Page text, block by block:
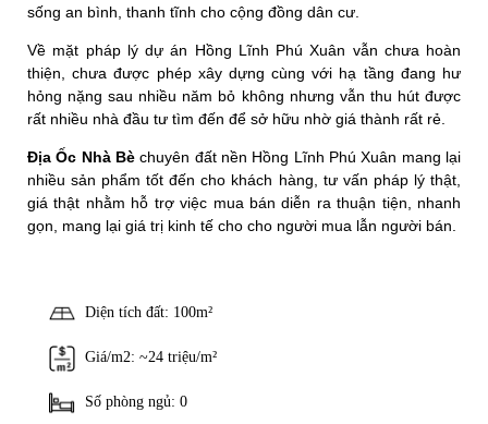
sống an bình, thanh tĩnh cho cộng đồng dân cư.
Về mặt pháp lý dự án Hồng Lĩnh Phú Xuân vẫn chưa hoàn
thiện, chưa được phép xây dựng cùng với hạ tầng đang hư
hỏng nặng sau nhiều năm bỏ không nhưng vẫn thu hút được
rất nhiều nhà đầu tư tìm đến để sở hữu nhờ giá thành rất rẻ.
Địa Ốc Nhà Bè chuyên đất nền Hồng Lĩnh Phú Xuân mang lại
nhiều sản phẩm tốt đến cho khách hàng, tư vấn pháp lý thật,
giá thật nhằm hỗ trợ việc mua bán diễn ra thuận tiện, nhanh
gọn, mang lại giá trị kinh tế cho cho người mua lẫn người bán.
Diện tích đất: 100m²
Giá/m2: ~24 triệu/m²
Số phòng ngủ: 0